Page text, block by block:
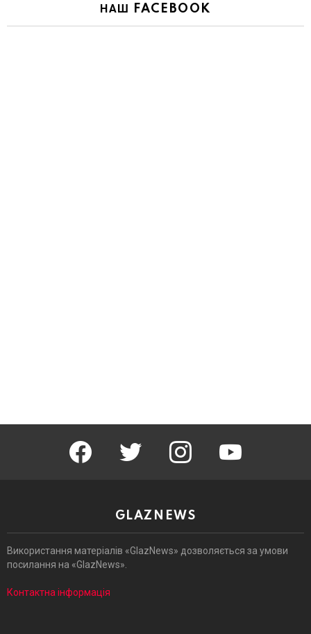
НАШ FACEBOOK
facebook twitter instagram
GLAZNEWS
Використання матеріалів «GlazNews» дозволяється за умови
посилання на «GlazNews».
Контактна інформація